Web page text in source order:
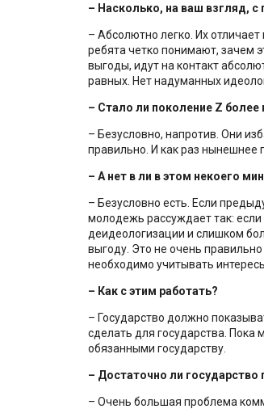
– Насколько, на ваш взгляд, с
– Абсолютно легко. Их
ребята четко понимают, зачем
выгоды, идут на контакт
равных. Нет надуманных
– Стало ли поколение Z
– Безусловно, напротив. Они
правильно. И как раз нынешнее
– А нет в ли в этом некоего
– Безусловно есть. Если
молодежь рассуждает так: если
деидеологизации и слишком
выгоду. Это не очень
необходимо учитывать
– Как с этим работать?
– Государство должно
сделать для государства. Пока
обязанными государству.
– Достаточно ли
– Очень большая проблема